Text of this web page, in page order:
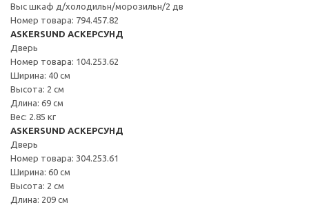
Выс шкаф д/холодильн/морозильн/2 дв
Номер товара: 794.457.82
ASKERSUND АСКЕРСУНД
Дверь
Номер товара: 104.253.62
Ширина: 40 см
Высота: 2 см
Длина: 69 см
Вес: 2.85 кг
ASKERSUND АСКЕРСУНД
Дверь
Номер товара: 304.253.61
Ширина: 60 см
Высота: 2 см
Длина: 209 см